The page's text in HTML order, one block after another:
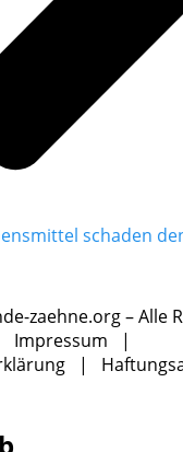
schaden
zaehne.org – Alle
Impressum |
|